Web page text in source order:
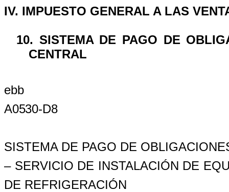
IV. IMPUESTO GENERAL A LAS
10. SISTEMA DE PAGO DE
CENTRAL
ebb
A0530-D8
SISTEMA DE PAGO DE
– SERVICIO DE INSTALACIÓN DE
DE REFRIGERACIÓN